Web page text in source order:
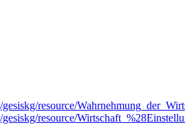
resource/
gesiskg/resource/